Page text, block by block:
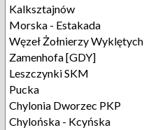
Kalksztajnów
Morska - Estakada
Węzeł Żołnierzy Wyklętych
Zamenhofa [GDY]
Leszczynki SKM
Pucka
Chylonia Dworzec PKP
Chylońska - Kcyńska